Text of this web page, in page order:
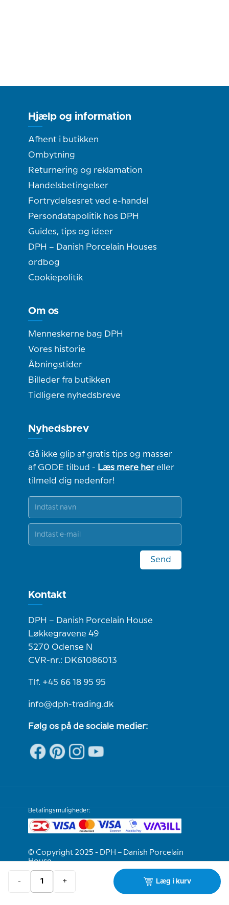
- + Læg i kurv
Hjælp og information
Afhent i butikken
Ombytning
Returnering og reklamation
Handelsbetingelser
Fortrydelsesret ved e-handel
Persondatapolitik hos DPH
Guides, tips og ideer
DPH – Danish Porcelain Houses
ordbog
Cookiepolitik
Om os
Menneskerne bag DPH
Vores historie
Åbningstider
Billeder fra butikken
Tidligere nyhedsbreve
Nyhedsbrev
Gå ikke glip af gratis tips og masser
af GODE tilbud - Læs mere hereller
tilmeld dig nedenfor!
Send
Kontakt
DPH – Danish Porcelain House
Løkkegravene 49
5270 Odense N
CVR-nr.: DK61086013
Tlf. +45 66 18 95 95
info@dph-trading.dk
Følg os på de sociale medier:
Betalingsmuligheder:
© Copyright 2025 - DPH – Danish Porcelain
House